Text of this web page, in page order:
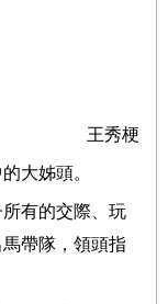
王秀梗
大姊頭。
有的交際、玩
帶隊，領頭指